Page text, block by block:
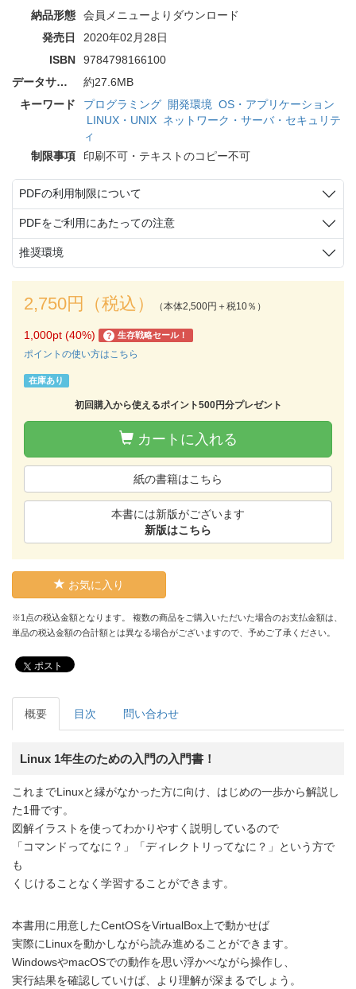
納品形態
会員メニューよりダウンロード
発売日
2020年02月28日
ISBN
9784798166100
データサイズ
約27.6MB
キーワード
プログラミング 開発環境 OS・アプリケーション
LINUX・UNIX ネットワーク・サーバ・セキュリテ
ィ
制限事項
印刷不可・テキストのコピー不可
PDFの利用制限について
PDFをご利用にあたっての注意
推奨環境
2,750円（税込） （本体2,500円＋税10％）
1,000pt (40%) ? 生存戦略セール！
ポイントの使い方はこちら
在庫あり
初回購入から使えるポイント500円分プレゼント
カートに入れる
紙の書籍はこちら
本書には新版がございます
新版はこちら
お気に入り
※1点の税込金額となります。 複数の商品をご購入いただいた場合のお支払金額は、
単品の税込金額の合計額とは異なる場合がございますので、予めご了承ください。
ポスト
概要 目次 問い合わせ
Linux 1年生のための入門の入門書！
これまでLinuxと縁がなかった方に向け、はじめの一歩から解説し
た1冊です。
図解イラストを使ってわかりやすく説明しているので
「コマンドってなに？」「ディレクトリってなに？」という方で
も
くじけることなく学習することができます。
本書用に用意したCentOSをVirtualBox上で動かせば
実際にLinuxを動かしながら読み進めることができます。
WindowsやmacOSでの動作を思い浮かべながら操作し、
実行結果を確認していけば、より理解が深まるでしょう。